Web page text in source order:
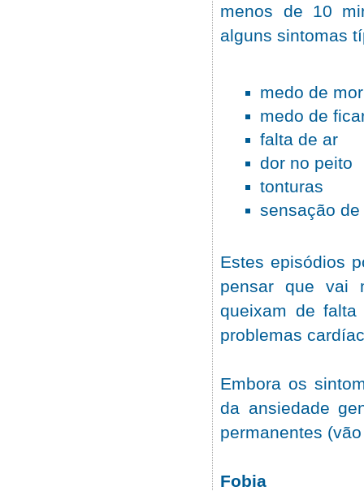
menos de 10
alguns sintomas
medo de
medo de
falta de ar
dor no peito
tonturas
sensação
Estes episódios
pensar que vai
queixam de
problemas
Embora os
da ansiedade
permanentes
Fobia